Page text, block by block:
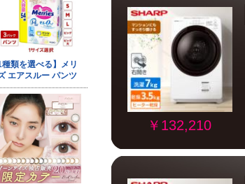
￥132,210